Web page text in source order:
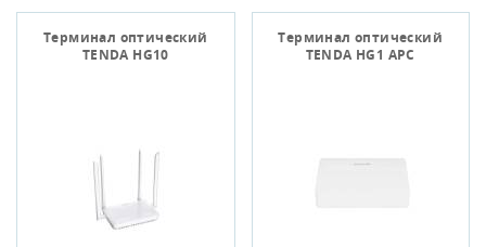
Терминал оптический
TENDA HG10
Терминал оптический
TENDA HG1 АРС